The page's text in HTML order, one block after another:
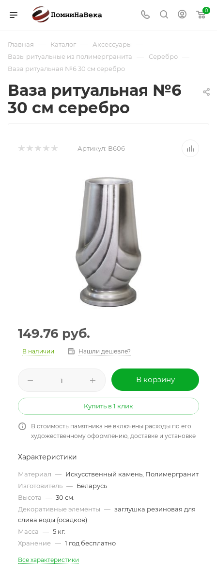
0
Главная — Каталог — Аксессуары —
Вазы ритуальные из полимергранита — Серебро —
Ваза ритуальная №6 30 см серебро
Ваза ритуальная №6
30 см серебро
Артикул: В606
149.76 руб.
В наличии Нашли дешевле?
В корзину
Купить в 1 клик
В стоимость памятника не включены расходы по его
художественному оформлению, доставке и установке
Характеристики
Материал — Искусственный камень, Полимергранит
Изготовитель — Беларусь
Высота — 30 см.
Декоративные элементы — заглушка резиновая для
слива воды (осадков)
Масса — 5 кг.
Хранение — 1 год бесплатно
Все характеристики